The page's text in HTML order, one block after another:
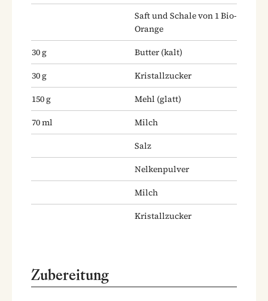
Saft und Schale von 1 Bio-
Orange
30g Butter (kalt)
30g
Kristallzucker
150g Mehl (glatt)
70ml
Milch
Salz
Nelkenpulver
Milch
Kristallzucker
Zubereitung